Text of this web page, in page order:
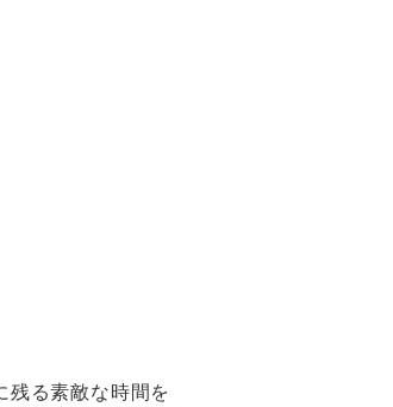
残る素敵な時間を